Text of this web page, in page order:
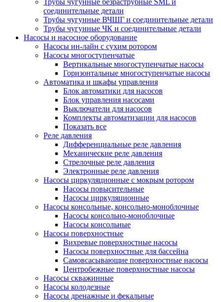
Трубы чугунные безраструбные SML и
соединительные детали
Трубы чугунные ВЧШГ и соединительные детали
Трубы чугунные ЧК и соединительные детали
Насосы и насосное оборудование
Насосы ин-лайн с сухим ротором
Насосы многоступенчатые
Вертикальные многоступенчатые насосы
Горизонтальные многоступенчатые насосы
Автоматика и шкафы управления
Блок автоматики для насосов
Блок управления насосами
Выключатели для насосов
Комплекты автоматизации для насосов
Показать все
Реле давления
Дифференциальные реле давления
Механические реле давления
Стрелочные реле давления
Электронные реле давления
Насосы циркуляционные с мокрым ротором
Насосы повысительные
Насосы циркуляционные
Насосы консольные, консольно-моноблочные
Насосы консольно-моноблочные
Насосы консольные
Насосы поверхностные
Вихревые поверхностные насосы
Насосы поверхностные для бассейна
Самовсасывающие поверхностные насосы
Центробежные поверхностные насосы
Насосы скважинные
Насосы колодезные
Насосы дренажные и фекальные